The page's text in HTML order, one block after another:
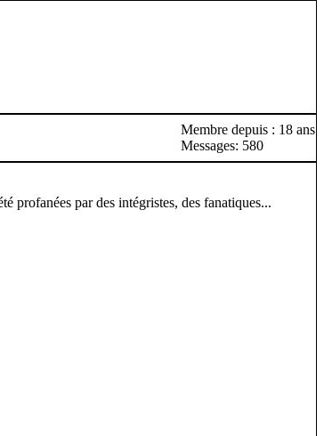
Membre depuis : 18 ans
Messages: 580
profanées par des intégristes, des fanatiques...